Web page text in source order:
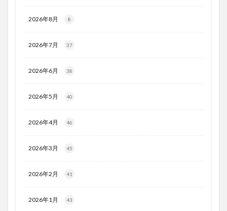
2026年8月 8
2026年7月 37
2026年6月 38
2026年5月 40
2026年4月 46
2026年3月 45
2026年2月 41
2026年1月 43